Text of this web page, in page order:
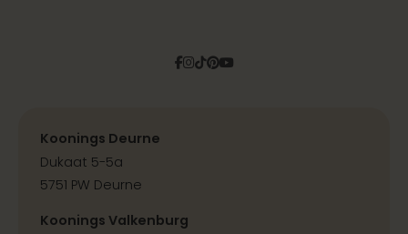
Facebook
Instagram
Tiktok
Pinterest
YouTube
Koonings Deurne
Dukaat 5-5a
5751 PW Deurne
Koonings Valkenburg